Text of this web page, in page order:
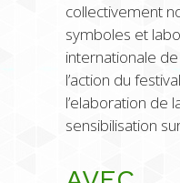
collectivement
symboles et
internationale
l’action du
l’elaboration de
sensibilisation